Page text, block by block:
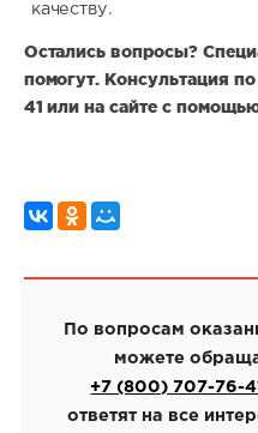
качеству.
Остались вопросы?
помогут. Консультация
41 или на сайте с
По вопросам
можете
+7 (800) 707-76-
ответят на все